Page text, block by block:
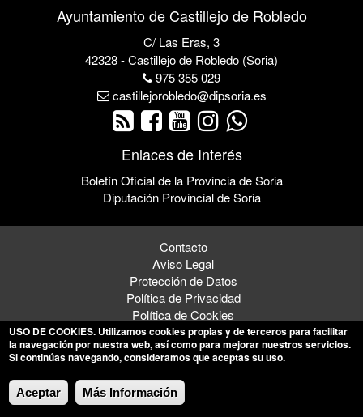
Ayuntamiento de Castillejo de Robledo
C/ Las Eras, 3
42328 - Castillejo de Robledo (Soria)
975 355 029
castillejorobledo@dipsoria.es
Enlaces de Interés
Boletín Oficial de la Provincia de Soria
Diputación Provincial de Soria
Contacto
Aviso Legal
Protección de Datos
Política de Privacidad
Política de Cookies
© 2026 Ayuntamiento de Castillejo de Robledo
USO DE COOKIES. Utilizamos cookies propias y de terceros para facilitar
la navegación por nuestra web, así como para mejorar nuestros servicios.
Si continúas navegando, consideramos que aceptas su uso.
Aceptar Más Información